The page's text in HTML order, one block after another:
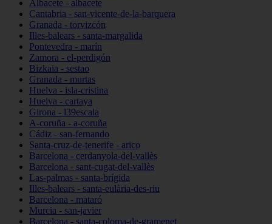
Albacete - albacete
Cantabria - san-vicente-de-la-barquera
Granada - torvizcón
Illes-balears - santa-margalida
Pontevedra - marín
Zamora - el-perdigón
Bizkaia - sestao
Granada - murtas
Huelva - isla-cristina
Huelva - cartaya
Girona - l39escala
A-coruña - a-coruña
Cádiz - san-fernando
Santa-cruz-de-tenerife - arico
Barcelona - cerdanyola-del-vallès
Barcelona - sant-cugat-del-vallès
Las-palmas - santa-brígida
Illes-balears - santa-eulària-des-riu
Barcelona - mataró
Murcia - san-javier
Barcelona - santa-coloma-de-gramenet